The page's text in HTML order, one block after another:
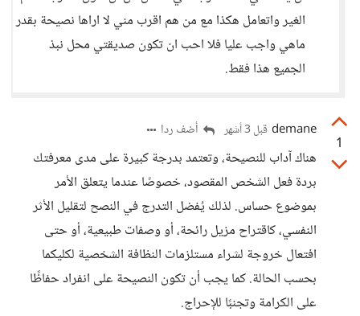
الغير واتعامل هكذا مع من هم اقرب مني لا اراها نصيحة بقدر
ماهي واجب عليا فلا احب ان تكون صديقتي محل نبذ
الجميع هذا فقط.
1
demane قبل 3 أشهر أضف ردا
هناك آداب للنصيحة، وتعتمد بدرجة كبيرة على مدى معرفتك
بردة فعل الشخص المقصود، خصوصًا عندما يتعلق الأمر
بموضوع حساس. لذلك يُفضل التدرج في النصح لتقليل الأثر
النفسي، كاقتراح مزيل رائحة، أو وصفات طبيعية، أو حتى
افتعال خروجة لشراء مستلزمات النظافة الشخصية لكليكما
بحسب الحالة. كما يجب أن تكون النصيحة على انفراد حفاظًا
على الكرامة وتجنبًا للإحراج.